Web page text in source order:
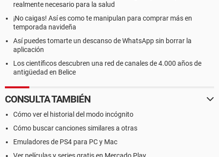
realmente necesario para la salud
¡No caigas! Así es como te manipulan para comprar más en
temporada navideña
Así puedes tomarte un descanso de WhatsApp sin borrar la
aplicación
Los científicos descubren una red de canales de 4.000 años de
antigüedad en Belice
CONSULTA TAMBIÉN
Cómo ver el historial del modo incógnito
Cómo buscar canciones similares a otras
Emuladores de PS4 para PC y Mac